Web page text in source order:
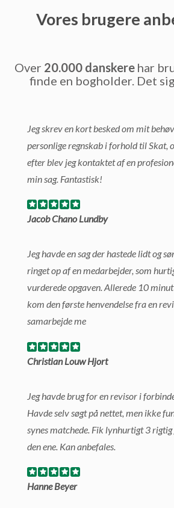
Vores brugere
Over 20.000 danskere har
finde en bogholder. Det
Jeg skrev en kort besked om mit
personlige regnskab i forhold til Skat,
efter blev jeg kontaktet af en
min sag. Fantastisk!
Jacob Chano Lundby
Jeg havde en sag der hastede lidt og
ringet op af en medarbejder, som
vurderede opgaven. Allerede 10
kom den første henvendelse fra en
samarbejde me
Christian Louw Hjort
Jeg havde brug for en revisor i
Havde selv søgt på nettet, men ikke
synes matchede. Fik lynhurtigt 3
den ene. Kan anbefales.
Hanne Beyer